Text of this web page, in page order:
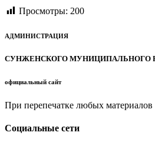
Просмотры: 200
АДМИНИСТРАЦИЯ
СУНЖЕНСКОГО МУНИЦИПАЛЬНОГО
официальный сайт
При перепечатке любых материалов
Социальные сети